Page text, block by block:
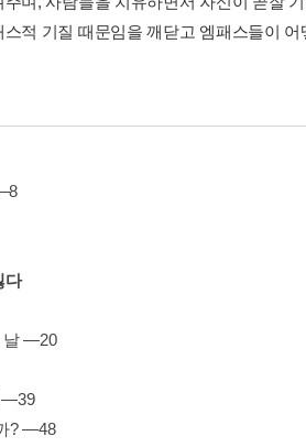
적 기질 때문임을 깨닫고 엠패스들이
다
날 ―20
―39
? ―48